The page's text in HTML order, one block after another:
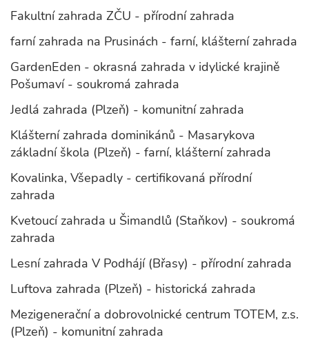
Fakultní zahrada ZČU - přírodní zahrada
farní zahrada na Prusinách - farní, klášterní zahrada
GardenEden - okrasná zahrada v idylické krajině
Pošumaví - soukromá zahrada
Jedlá zahrada (Plzeň) - komunitní zahrada
Klášterní zahrada dominikánů - Masarykova
základní škola (Plzeň) - farní, klášterní zahrada
Kovalinka, Všepadly - certifikovaná přírodní
zahrada
Kvetoucí zahrada u Šimandlů (Staňkov) - soukromá
zahrada
Lesní zahrada V Podhájí (Břasy) - přírodní zahrada
Luftova zahrada (Plzeň) - historická zahrada
Mezigenerační a dobrovolnické centrum TOTEM, z.s.
(Plzeň) - komunitní zahrada